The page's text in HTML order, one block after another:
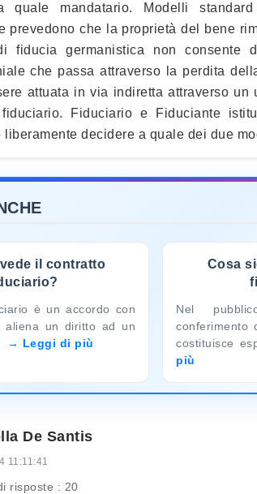
quale mandatario. Modelli
prevedono che la proprietà del bene
fiducia germanistica non consente
che passa attraverso la perdita
attuata in via indiretta attraverso un
Fiduciario e Fiduciante
liberamente decidere a quale dei due
il contratto
è un accordo con
aliena un diritto ad un
Leggi di più
Cosa
Nel
conferimento
costituisce
più
De Santis
11:11:41
risposte : 20